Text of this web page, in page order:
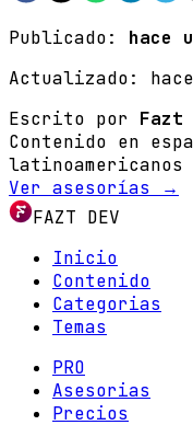
Publicado:
hace
Actualizado:
Escrito por Fazt
Contenido en
latinoamericanos
Ver asesorías →
FAZT DEV
Inicio
Contenido
Categorias
Temas
PRO
Asesorias
Precios